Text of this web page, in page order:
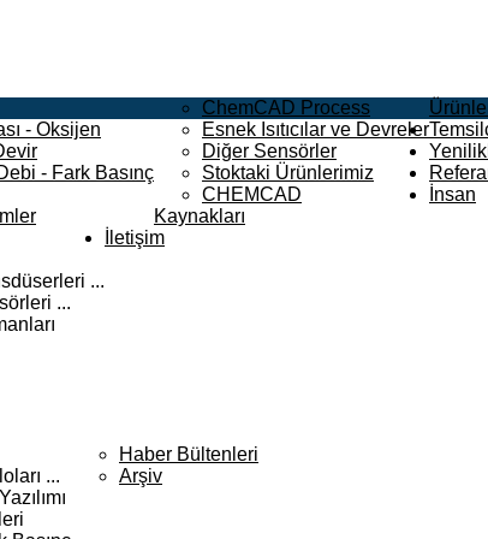
- Oksijen
- Fark Basınç
ChemCAD Process
Esnek Isıtıcılar ve Devreler
Diğer Sensörler
Stoktaki Ürünlerimiz
CHEMCAD
...
...
...
Haber Bültenleri
Arşiv
İnsan
Kaynakları
İletişim